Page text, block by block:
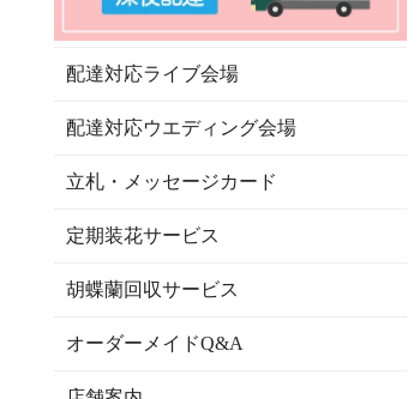
配達対応ライブ会場
配達対応ウエディング会場
立札・メッセージカード
定期装花サービス
胡蝶蘭回収サービス
オーダーメイドQ&A